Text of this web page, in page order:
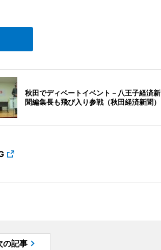
秋田でディベートイベント－八王子経済新
聞編集長も飛び入り参戦（秋田経済新聞）
の記事